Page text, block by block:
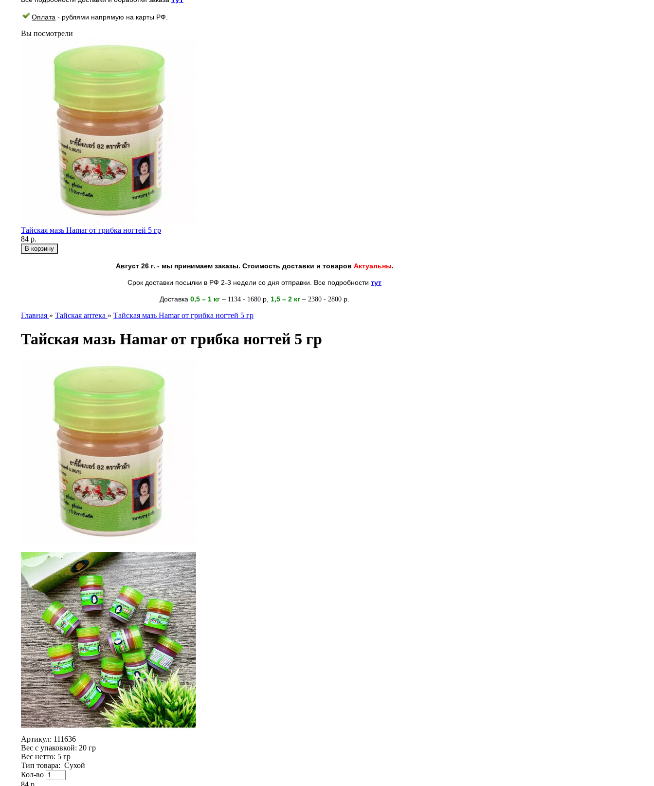
Оплата - рублями напрямую на карты РФ.
Вы посмотрели
Тайская мазь Hamar от грибка ногтей 5 гр
84 р.
Август 26 г. - мы принимаем заказы. Стоимость доставки и товаров Актуальны.
Срок доставки посылки в РФ 2-3 недели со дня отправки. Все подробности тут
Доставка 0,5 – 1 кг – 1134 - 1680 р 1,5 – 2 кг – 2380 - 2800 р.
Главная » Тайская аптека » Тайская мазь Hamar от грибка ногтей 5 гр
Тайская мазь Hamar от грибка ногтей 5 гр
Артикул: 111636
Вес с упаковкой: 20 гр
Вес нетто: 5 гр
Тип товара: Сухой
Кол-во
84 р.